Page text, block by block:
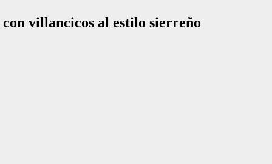
villancicos al estilo sierreño